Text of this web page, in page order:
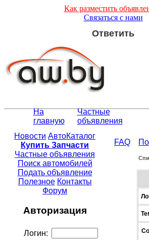
Как разместить
Связаться с нами
Ответить
На
главную
Частные
объявления
Новости АвтоКаталог
Купить Запчасти
Частные объявления
Поиск автомобилей
Подать объявление
Полезное Контакты
Форум
Авторизация
Логин:
FAQ